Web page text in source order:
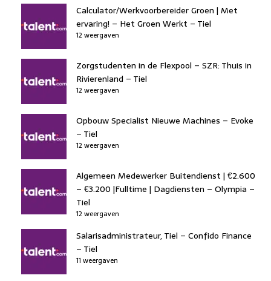
Calculator/Werkvoorbereider Groen | Met
ervaring! – Het Groen Werkt – Tiel
12 weergaven
Zorgstudenten in de Flexpool – SZR: Thuis in
Rivierenland – Tiel
12 weergaven
Opbouw Specialist Nieuwe Machines – Evoke
– Tiel
12 weergaven
Algemeen Medewerker Buitendienst | €2.600
– €3.200 |Fulltime | Dagdiensten – Olympia –
Tiel
12 weergaven
Salarisadministrateur, Tiel – Confido Finance
– Tiel
11 weergaven